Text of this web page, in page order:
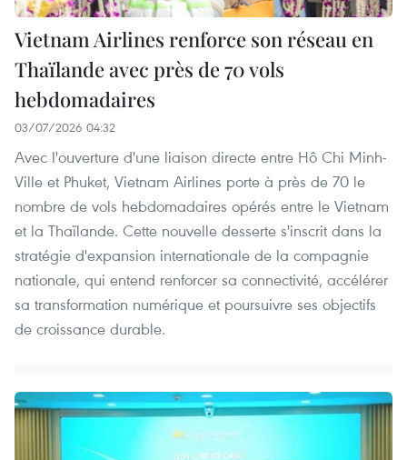
Vietnam Airlines renforce son réseau en
Thaïlande avec près de 70 vols
hebdomadaires
03/07/2026 04:32
Avec l'ouverture d'une liaison directe entre Hô Chi Minh-
Ville et Phuket, Vietnam Airlines porte à près de 70 le
nombre de vols hebdomadaires opérés entre le Vietnam
et la Thaïlande. Cette nouvelle desserte s'inscrit dans la
stratégie d'expansion internationale de la compagnie
nationale, qui entend renforcer sa connectivité, accélérer
sa transformation numérique et poursuivre ses objectifs
de croissance durable.